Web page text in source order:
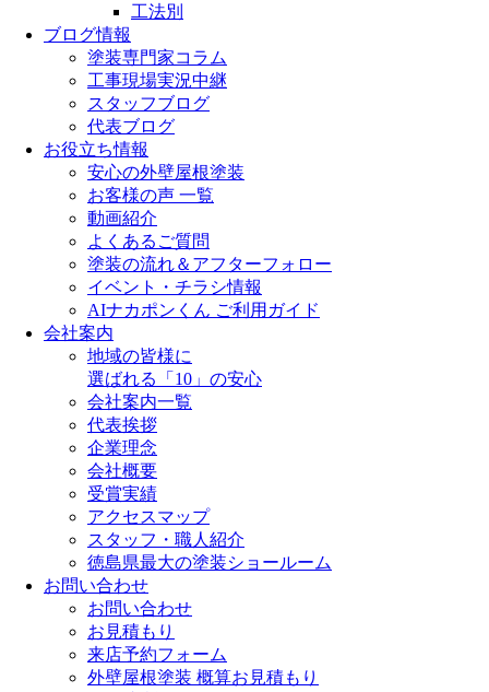
工法別
ブログ情報
塗装専門家コラム
工事現場実況中継
スタッフブログ
代表ブログ
お役立ち情報
安心の外壁屋根塗装
お客様の声 一覧
動画紹介
よくあるご質問
塗装の流れ＆アフターフォロー
イベント・チラシ情報
AIナカポンくん ご利用ガイド
会社案内
地域の皆様に
選ばれる「10」の安心
会社案内一覧
代表挨拶
企業理念
会社概要
受賞実績
アクセスマップ
スタッフ・職人紹介
徳島県最大の塗装ショールーム
お問い合わせ
お問い合わせ
お見積もり
来店予約フォーム
外壁屋根塗装 概算お見積もり